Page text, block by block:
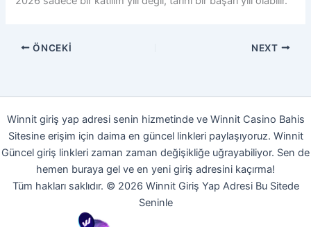
ÖNCEKI NEXT
Winnit giriş yap adresi senin hizmetinde ve Winnit Casino Bahis
Sitesine erişim için daima en güncel linkleri paylaşıyoruz. Winnit
Güncel giriş linkleri zaman zaman değişikliğe uğrayabiliyor. Sen de
hemen buraya gel ve en yeni giriş adresini kaçırma!
Tüm hakları saklıdır. © 2026 Winnit Giriş Yap Adresi Bu Sitede
Seninle